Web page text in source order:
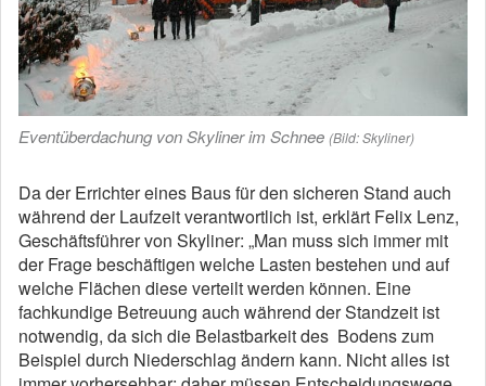
Eventüberdachung von Skyliner im Schnee (Bild: Skyliner)
Da der Errichter eines Baus für den sicheren Stand auch
während der Laufzeit verantwortlich ist, erklärt Felix Lenz,
Geschäftsführer von Skyliner: „Man muss sich immer mit
der Frage beschäftigen welche Lasten bestehen und auf
welche Flächen diese verteilt werden können. Eine
fachkundige Betreuung auch während der Standzeit ist
notwendig, da sich die Belastbarkeit des Bodens zum
Beispiel durch Niederschlag ändern kann. Nicht alles ist